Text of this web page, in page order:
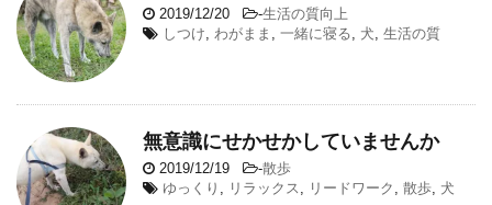
2019/12/20 -生活の質向上
しつけ
わがまま 一緒に寝る 犬 生活の質
無意識にせかせかしていませんか
2019/12/19 -散歩
ゆっくり
リラックス リードワーク 散歩 犬